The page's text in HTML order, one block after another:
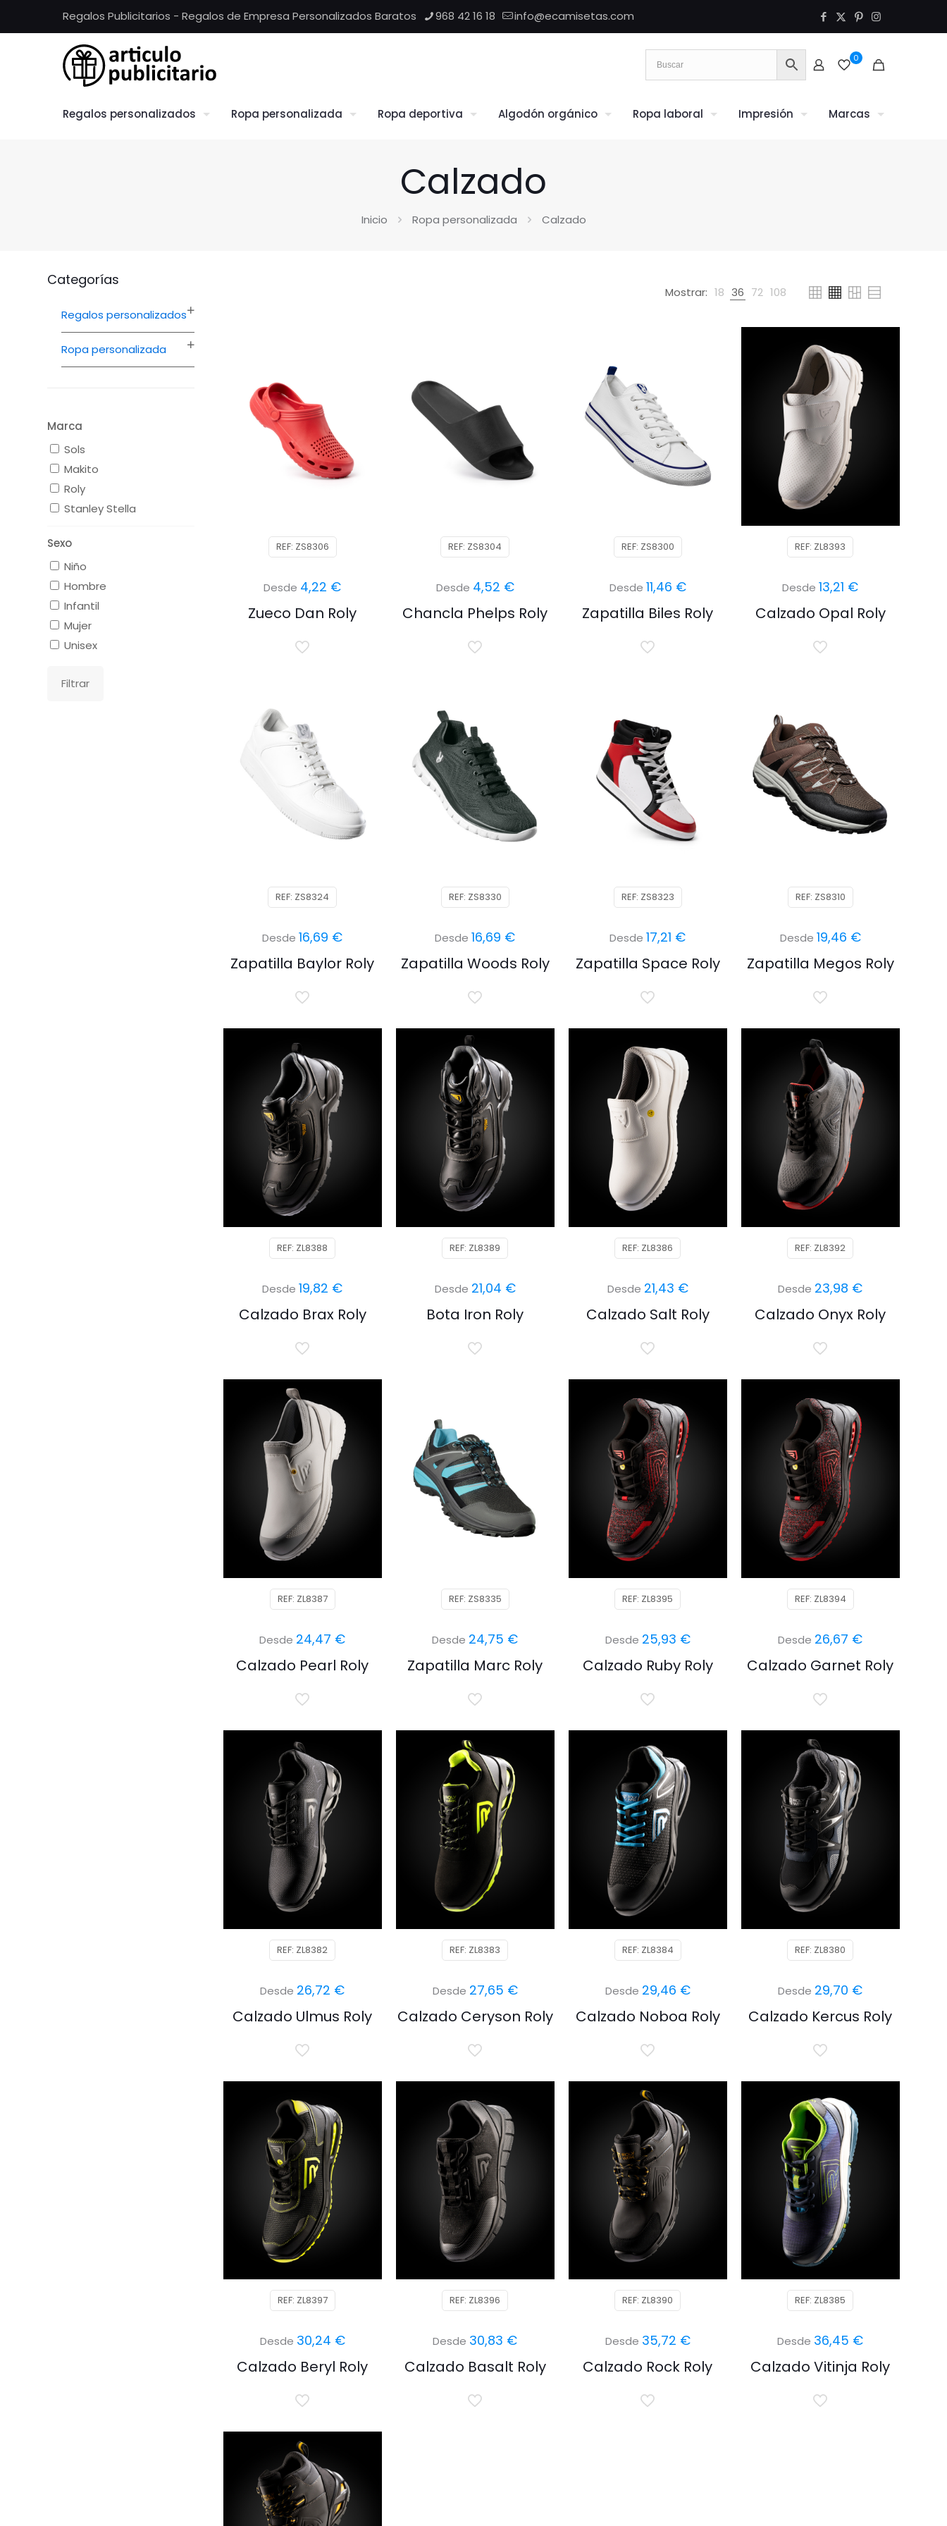
Regalos Publicitarios - Regalos de Empresa Personalizados Baratos 968 42 16 18 info@ecamisetas.com
0
Regalos personalizados Ropa personalizada Ropa deportiva Algodón orgánico Ropa laboral Impresión Marcas
Calzado
Inicio Ropa personalizada Calzado
Mostrar: 18 36 72 108
REF: ZS8306
Desde 4,22 €
Zueco Dan Roly
REF: ZS8304
Desde 4,52 €
Chancla Phelps Roly
REF: ZS8300
Desde 11,46 €
Zapatilla Biles Roly
REF: ZL8393
Desde13,21 €
Calzado Opal Roly
REF: ZS8324
Desde16,69 €
Zapatilla Baylor Roly
REF: ZS8330
Desde16,69 €
Zapatilla Woods Roly
REF: ZS8323
Desde17,21 €
Zapatilla Space Roly
REF: ZS8310
Desde 19,46 €
Zapatilla Megos Roly
REF: ZL8388
Desde19,82 €
Calzado Brax Roly
REF: ZL8389
Desde 21,04 €
Bota Iron Roly
REF: ZL8386
Desde 21,43 €
Calzado Salt Roly
REF: ZL8392
Desde 23,98 €
Calzado Onyx Roly
REF: ZL8387
Desde 24,47 €
Calzado Pearl Roly
REF: ZS8335
Desde 24,75 €
Zapatilla Marc Roly
REF: ZL8395
Desde 25,93 €
Calzado Ruby Roly
REF: ZL8394
Desde 26,67 €
Calzado Garnet Roly
REF: ZL8382
Desde 26,72 €
Calzado Ulmus Roly
REF: ZL8383
Desde 27,65 €
Calzado Ceryson Roly
REF: ZL8384
Desde 29,46 €
Calzado Noboa Roly
REF: ZL8380
Desde 29,70 €
Calzado Kercus Roly
REF: ZL8397
Desde 30,24 €
Calzado Beryl Roly
REF: ZL8396
Desde 30,83 €
Calzado Basalt Roly
REF: ZL8390
Desde 35,72 €
Calzado Rock Roly
REF: ZL8385
Desde 36,45 €
Calzado Vitinja Roly
Categorías
Regalos personalizados
Ropa personalizada
Marca
Sols
Makito
Roly
Stanley Stella
Sexo
Niño
Hombre
Infantil
Mujer
Unisex
Filtrar